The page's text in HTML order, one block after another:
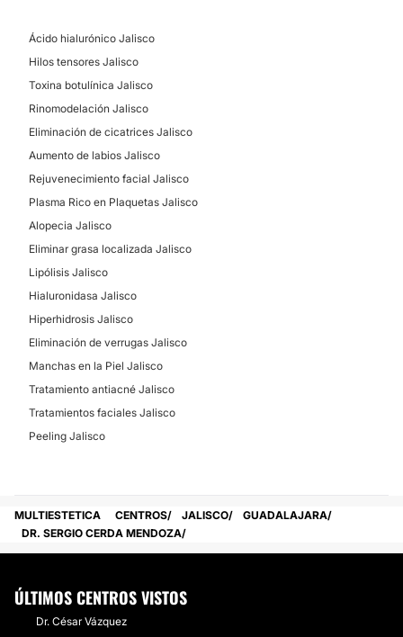
Tratamientos anticelulíticos
Ácido hialurónico Jalisco
Hilos tensores Jalisco
Toxina botulínica Jalisco
Rinomodelación Jalisco
Eliminación de cicatrices Jalisco
Aumento de labios Jalisco
Rejuvenecimiento facial Jalisco
Plasma Rico en Plaquetas Jalisco
Alopecia Jalisco
Eliminar grasa localizada Jalisco
Lipólisis Jalisco
Hialuronidasa Jalisco
Hiperhidrosis Jalisco
Eliminación de verrugas Jalisco
Manchas en la Piel Jalisco
Tratamiento antiacné Jalisco
Tratamientos faciales Jalisco
Peeling Jalisco
MULTIESTETICA CENTROS JALISCO
GUADALAJARA
DR. SERGIO CERDA MENDOZA
ÚLTIMOS CENTROS VISTOS
Dr. César Vázquez